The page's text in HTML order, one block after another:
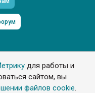
для работы и
сайтом, вы
файлов cookie.
защищены
сайта с обязательной